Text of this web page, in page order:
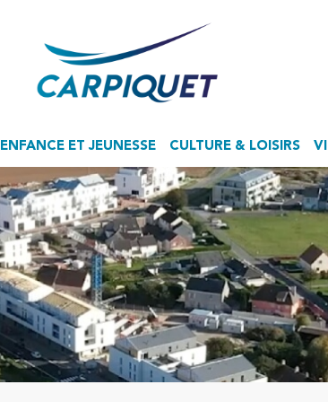
ENFANCE ET JEUNESSE CULTURE & LOISIRS